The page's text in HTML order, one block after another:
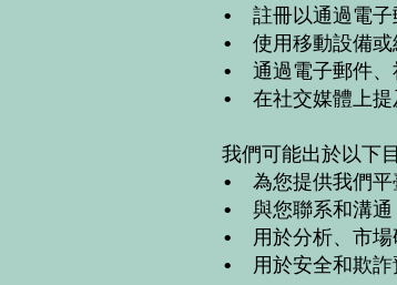
• 註冊以通過電子
• 使用移動設備或
• 通過電子郵件、
• 在社交媒體上提
我們可能出於以下
• 為您提供我們平
• 與您聯系和溝通
• 用於分析、市場
• 用於安全和欺詐